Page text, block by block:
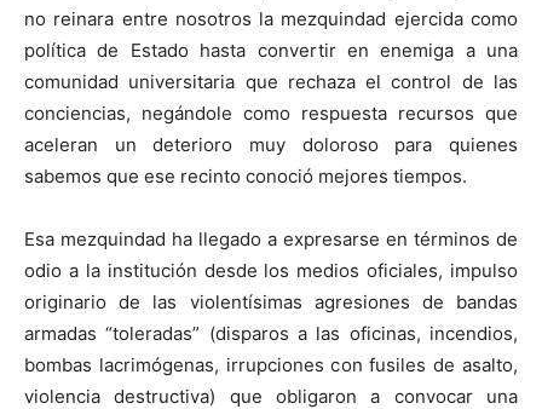
no reinara entre nosotros la mezquindad ejercida como
política de Estado hasta convertir en enemiga a una
comunidad universitaria que rechaza el control de las
conciencias, negándole como respuesta recursos que
aceleran un deterioro muy doloroso para quienes
sabemos que ese recinto conoció mejores tiempos.
Esa mezquindad ha llegado a expresarse en términos de
odio a la institución desde los medios oficiales, impulso
originario de las violentísimas agresiones de bandas
armadas “toleradas” (disparos a las oficinas, incendios,
bombas lacrimógenas, irrupciones con fusiles de asalto,
violencia destructiva) que obligaron a convocar una